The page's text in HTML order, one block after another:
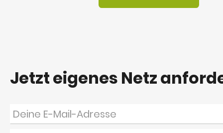
Jetzt eigenes Netz